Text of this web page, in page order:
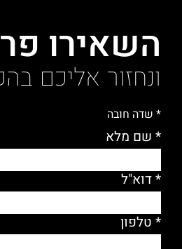
השאירו
ונחזור אליכם
* שדה חובה
* שם מלא
* דוא"ל
* טלפון